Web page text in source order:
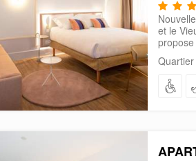
et le
Quartier